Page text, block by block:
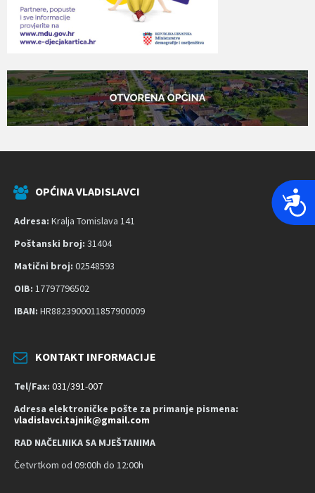
P
r
OPĆINA VLADISLAVCI
Adresa: Kralja Tomislava 141
Poštanski broj: 31404
Matični broj: 02548593
OIB: 17797796502
IBAN: HR8823900011857900009
KONTAKT INFORMACIJE
Tel/Fax: 031/391-007
Adresa elektroničke pošte za primanje pismena:
vladislavci.tajnik@gmail.com
RAD NAČELNIKA SA MJEŠTANIMA
Četvrtkom od 09:00h do 12:00h